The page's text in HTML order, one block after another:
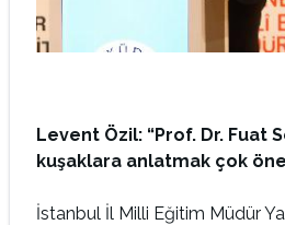
Levent Özil: “Prof. Dr. Fuat
kuşaklara anlatmak çok
İstanbul İl Milli Eğitim Müdür